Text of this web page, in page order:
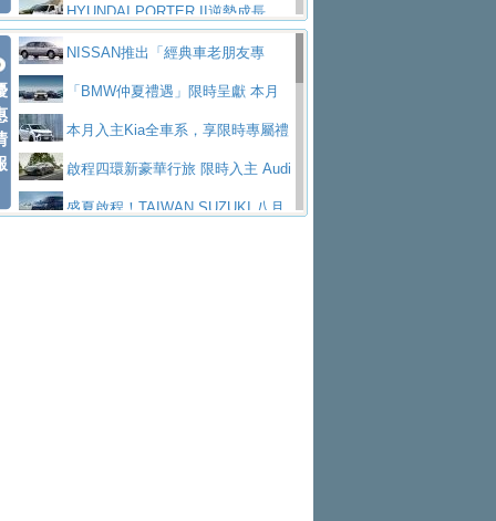
里程
ODA發表全新純電跨界休旅Eipq祭平民化車
價89萬起
賓士AMG.EA專屬平台首作，Merc
edes-AMG 全新GT 4-Door Coupe全球首發
福斯推出首款GTI純電性能掀背ID.
Polo GTI，擁有226匹馬力和零百加速 6.8
秒的實力
Jaguar 公布四門 GT車款正式車名
為JAGUAR TYPE 01
終於跟上進度，LEXUS發表首款三
排六座純電旗艦休旅 TZ
有錢也買不到的Golf R！福斯打造
全新Golf R 24h賽車將挑戰紐柏林24小時耐
SKODA公布全新小型純電跨界休旅
慧移動與綠能創新
HYUNDAI PORTER II逆勢成長，
勇奪中型貨車銷售冠軍
父親節霸氣獻禮！PGO 威力125 最
低入手價 $60,900 起 省油ｘ安全ｘ大空間
陪爸爸輕鬆
福斯商旅挺頭家 推出「德系質感 精
算圓夢」專案yundai推出AllDayEnergy能源服
務 讓電動車化身行動儲能系統
NISSAN X-TRAIL 上市首月銷量
躋身同級前3名Toyota歐洲純電車銷量翻倍 2026
NISSAN推出「經典車老朋友專
案」 以匠人精神煥新珍品座駕
「BMW仲夏禮遇」限時呈獻 本月
入主即享尊榮豪華五星假期 多元優購方案
同步實施
本月入主Kia全車系，享限時專屬禮
遇 啟程四環新豪華行旅 限時入主 Audi
A6 旗艦陣容 低月付5,888元起及3 年乙式險
盛夏啟程！TAIWAN SUZUKI 八月